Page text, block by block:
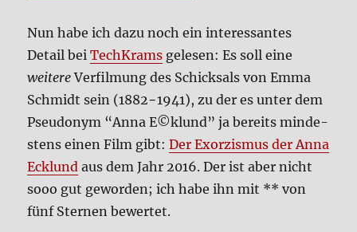
Nun habe ich dazu noch ein inter­es­san­tes
Detail beiTech­Krams gele­sen: Es soll eine
wei­te­reVer­fil­mung des Schick­sals von Emma
Schmidt sein (1882−1941), zu der es unter dem
Pseud­onym “Anna E©klund” ja bereits min­de­
stens einen Film gibt:Der Exor­zis­mus der Anna
Eck­lund aus dem Jahr 2016. Der ist aber nicht
sooo gut gewor­den; ich habe ihn mit ** von
fünf Ster­nen bewer­tet.